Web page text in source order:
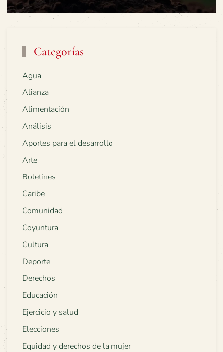
Categorías
Agua
Alianza
Alimentación
Análisis
Aportes para el desarrollo
Arte
Boletines
Caribe
Comunidad
Coyuntura
Cultura
Deporte
Derechos
Educación
Ejercicio y salud
Elecciones
Equidad y derechos de la mujer